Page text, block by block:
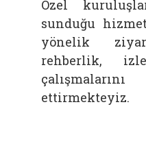
Özel
sunduğu
yönelik
rehberlik,
ettirmekteyiz.